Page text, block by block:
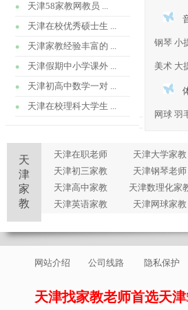
天津58家教网教员 ...
天津在校优秀硕士生 ...
天津家教经验丰富的 ...
天津假期中小学课外 ...
天津初高中数学一对 ...
天津在校理科大学生 ...
钢琴 小
美术 大
网球 羽
天
津
家
教
天津在职老师 天津大学家教
天津初三家教
天津钢琴老师
天津高中家教
天津数理化家
天津英语家教
天津网球家教
网站介绍 公司线路 隐私保护
天津找家教老师首选天